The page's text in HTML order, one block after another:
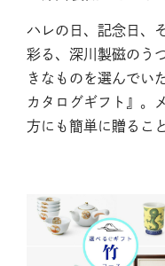
ハレの日、記念日、
彩る、深川製磁のう
きなものを選んでい
カタログギフト』。
方にも簡単に贈るこ